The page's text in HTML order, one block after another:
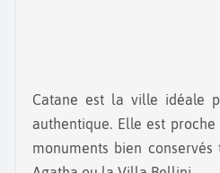
Catane est la ville idéale pour découvrir la Sicile
authentique. Elle est
monuments bien